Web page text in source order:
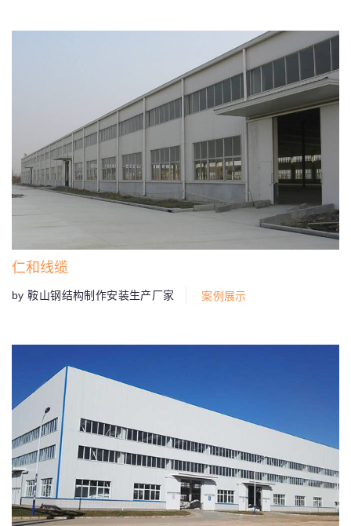
仁和线缆
by 鞍山钢结构制作安装生产厂家 案例展示